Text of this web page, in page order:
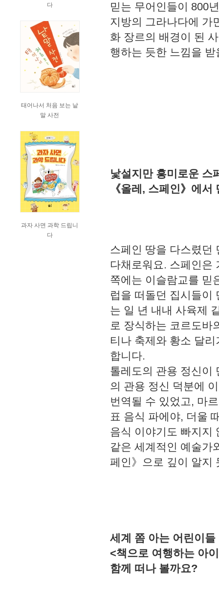
다
태어나서 처음 보는 낱
말 사전
과자 사면 과학 드립니
다
믿는 무어인들이 800
지방의 그라나다에 가
화 장르의 배경이 된
행하는 듯한 느낌을 받
낯설지만 흥미로운 스
《올레, 스페인》에서
스페인 땅을 다스렸던
다채로워요. 스페인은
쪽에는 이슬람교를 믿
럽을 떠돌던 집시들이
는 일 년 내내 사육제
로 장식하는 코르도바
티나 축제와 황소 달
합니다.
톨레도의 관용 정신이
의 관용 정신 덕분에
번역될 수 있었고, 마
표 음식 파에야, 더울
음식 이야기도 빠지지
같은 세계적인 예술가
페인》으로 깊이 알지
세계 쫌 아는 어린이
<책으로 여행하는 아
함께 떠나 볼까요?